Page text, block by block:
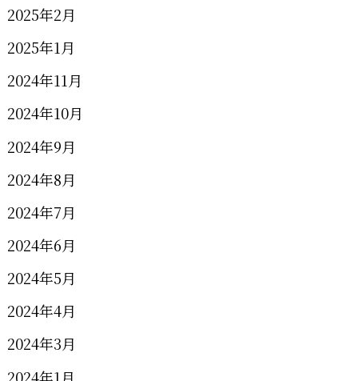
2025年2月
2025年1月
2024年11月
2024年10月
2024年9月
2024年8月
2024年7月
2024年6月
2024年5月
2024年4月
2024年3月
2024年1月